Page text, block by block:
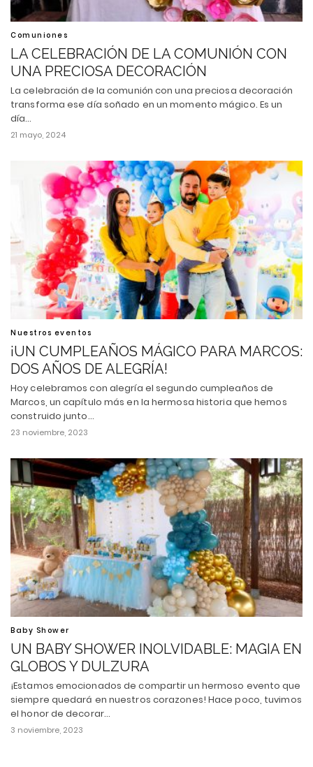
Comuniones
LA CELEBRACIÓN DE LA COMUNIÓN CON
UNA PRECIOSA DECORACIÓN
La celebración de la comunión con una preciosa decoración
transforma ese día soñado en un momento mágico. Es un
día…
21 mayo, 2024
Nuestros eventos
¡UN CUMPLEAÑOS MÁGICO PARA MARCOS:
DOS AÑOS DE ALEGRÍA!
Hoy celebramos con alegría el segundo cumpleaños de
Marcos, un capítulo más en la hermosa historia que hemos
construido junto…
23 noviembre, 2023
Baby Shower
UN BABY SHOWER INOLVIDABLE: MAGIA EN
GLOBOS Y DULZURA
¡Estamos emocionados de compartir un hermoso evento que
siempre quedará en nuestros corazones! Hace poco, tuvimos
el honor de decorar…
3 noviembre, 2023